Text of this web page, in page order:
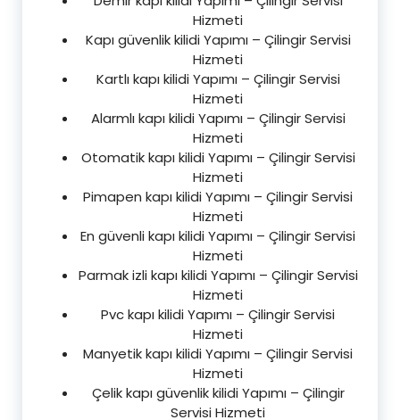
Hizmeti
Kapı güvenlik kilidi Yapımı – Çilingir Servisi
Hizmeti
Kartlı kapı kilidi Yapımı – Çilingir Servisi
Hizmeti
Alarmlı kapı kilidi Yapımı – Çilingir Servisi
Hizmeti
Otomatik kapı kilidi Yapımı – Çilingir Servisi
Hizmeti
Pimapen kapı kilidi Yapımı – Çilingir Servisi
Hizmeti
En güvenli kapı kilidi Yapımı – Çilingir Servisi
Hizmeti
Parmak izli kapı kilidi Yapımı – Çilingir Servisi
Hizmeti
Pvc kapı kilidi Yapımı – Çilingir Servisi
Hizmeti
Manyetik kapı kilidi Yapımı – Çilingir Servisi
Hizmeti
Çelik kapı güvenlik kilidi Yapımı – Çilingir
Servisi Hizmeti